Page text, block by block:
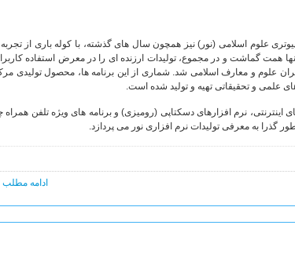
علوم اسلامی (نور) نیز همچون سال های گذشته، با کوله باری از
همت گماشت و در مجموع، تولیدات ارزنده ای را در معرض استفاده
علوم و معارف اسلامی شد. شماری از این برنامه ها، محصول تولیدی
و تحقیقاتی تهیه و تولید شده است.
این مرکز در زمینه: پایگاه های اینترنتی، نرم افزارهای دسکتاپی (رومیزی) و برنامه های ویژه تلفن همراه
گذرا به معرفی تولیدات نرم افزاری نور می پردازد.
ادامه مطلب